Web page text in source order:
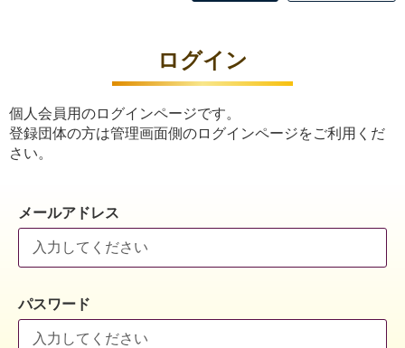
ログイン
個人会員用のログインページです。
登録団体の方は管理画面側のログインページをご利用くだ
さい。
メールアドレス
パスワード